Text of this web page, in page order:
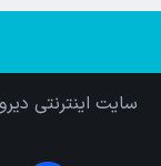
سایت اینترنتی